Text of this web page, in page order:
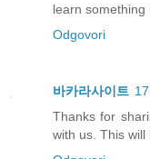
learn something
Odgovori
바카라사이트
Thanks for
with us. This